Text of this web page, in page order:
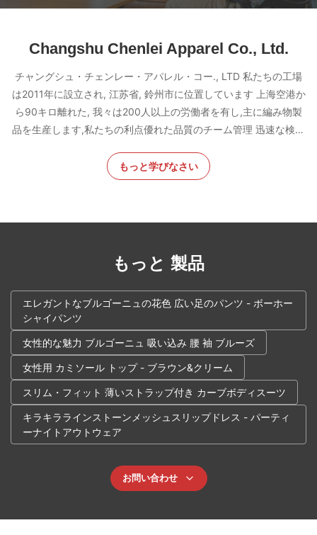
Changshu Chenlei Apparel Co., Ltd.
チャングシュ・チェンレー・アパレル・コー., LTD 私たちの工場
は2011年に設立され, 江苏省, 鈴州市に位置しています 上海空港か
ら90キロ離れた, 我々は200人以上の労働者を有し,主に編み物製
品を生産します,私たちの利点優れた品質のチーム管理 迅速な検査
す. 私たちの工場は多くの認証,HIGG,BSCI,GRS,WRAPなどを通過
しました. 私たちは5つ星の工場です.
もっと学びなさい
もっと 製品
エレガントなブルゴーニュの花色 広い足のパンツ - ボーホー
シャイパンツ
女性的な魅力 ブルゴーニュ 吸い込み 腰 袖 ブルーズ
女性用 カミソール トップ - ブラウン&クリーム
スリム・フィット 薄いストラップ付き カーブボディスーツ
キラキララインストーンメッシュスリップドレス - パーティ
ーナイトアウトウェア
お問い合わせ